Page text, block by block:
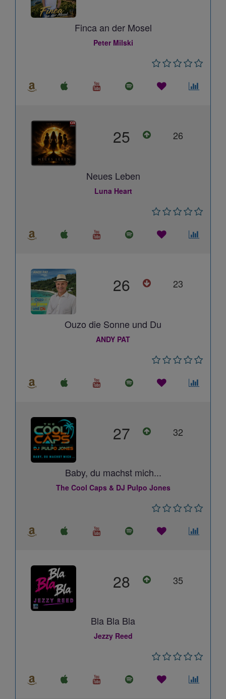
Finca an der Mosel
Peter Milski
25 26
Neues Leben
Luna Heart
26 23
Ouzo die Sonne und Du
ANDY PAT
27 32
Baby, du machst mich...
The Cool Caps & DJ Pulpo Jones
28 35
Bla Bla Bla
Jezzy Reed